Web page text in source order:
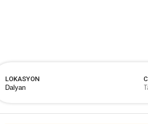
LOKASYON